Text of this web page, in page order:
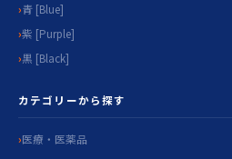
青 [Blue]
紫 [Purple]
黒 [Black]
カテゴリーから探す
医療・医薬品